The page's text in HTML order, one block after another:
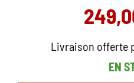
Livraison offerte
EN